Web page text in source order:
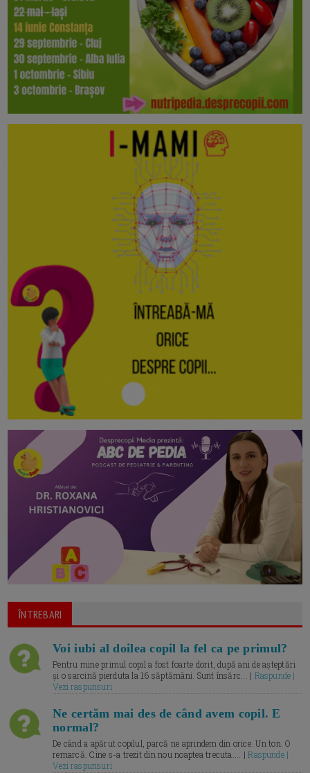
ÎNTREBARI
Voi iubi al doilea copil la fel ca pe primul?
Pentru mine primul copil a fost foarte dorit, după ani de așteptări
și o sarcină pierduta la 16 săptămâni. Sunt însărc... | Raspunde |
Vezi raspunsuri
Ne certăm mai des de când avem copil. E
normal?
De când a apărut copilul, parcă ne aprindem din orice. Un ton. O
remarcă. Cine s-a trezit din nou noaptea trecuta.... |Raspunde |
Vezi raspunsuri